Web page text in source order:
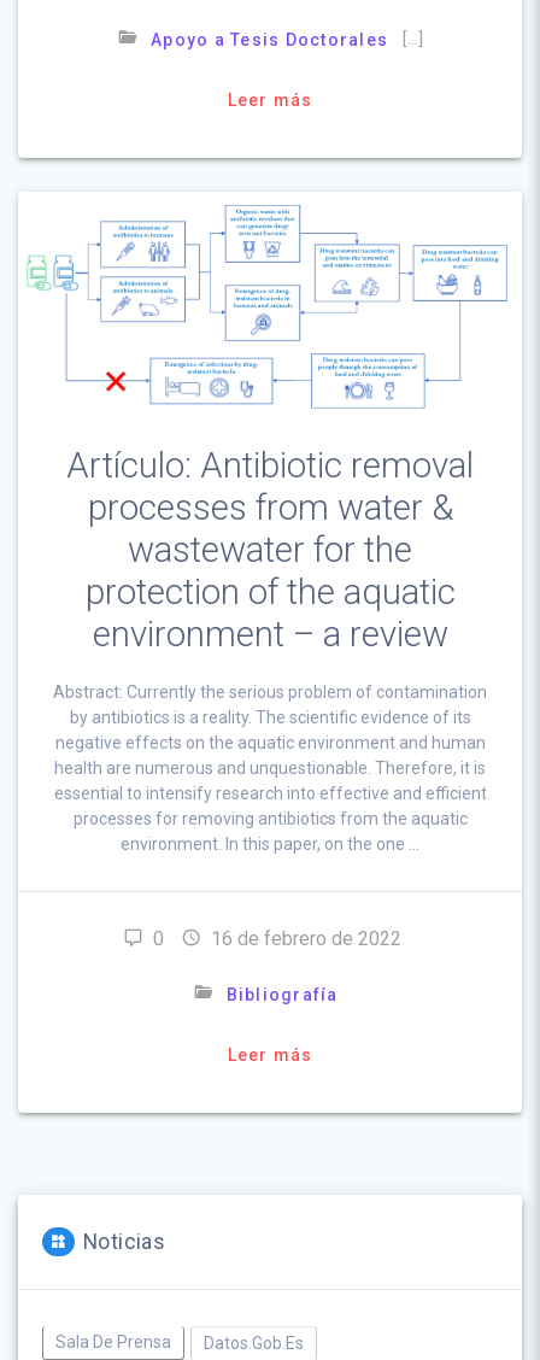
Apoyo a Tesis Doctorales
Leer más
Artículo: Antibiotic removal
processes from water &
wastewater for the
protection of the aquatic
environment – a review
Abstract: Currently the serious problem of contamination
by antibiotics is a reality. The scientific evidence of its
negative effects on the aquatic environment and human
health are numerous and unquestionable. Therefore, it is
essential to intensify research into effective and efficient
processes for removing antibiotics from the aquatic
environment. In this paper, on the one …
0 16 de febrero de 2022
Bibliografía
Leer más
Noticias
Sala De Prensa Datos.gob.es